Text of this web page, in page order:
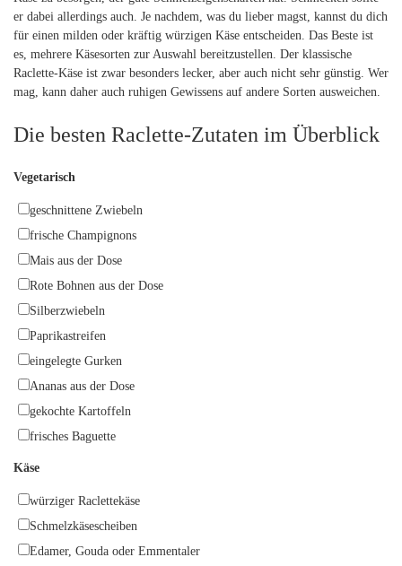
er dabei allerdings auch. Je nachdem, was du lieber magst, kannst du dich
für einen milden oder kräftig würzigen Käse entscheiden. Das Beste ist
es, mehrere Käsesorten zur Auswahl bereitzustellen. Der klassische
Raclette-Käse ist zwar besonders lecker, aber auch nicht sehr günstig. Wer
mag, kann daher auch ruhigen Gewissens auf andere Sorten ausweichen.
Die besten Raclette-Zutaten im Überblick
Vegetarisch
geschnittene Zwiebeln
frische Champignons
Mais aus der Dose
Rote Bohnen aus der Dose
Silberzwiebeln
Paprikastreifen
eingelegte Gurken
Ananas aus der Dose
gekochte Kartoffeln
frisches Baguette
Käse
würziger Raclettekäse
Schmelzkäsescheiben
Edamer, Gouda oder Emmentaler